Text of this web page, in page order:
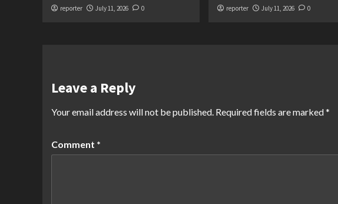
reporter July 11, 2026 0 reporter July 11, 2026 0
Leave a Reply
Your email address will not be published. Required fields are marked*
Comment *